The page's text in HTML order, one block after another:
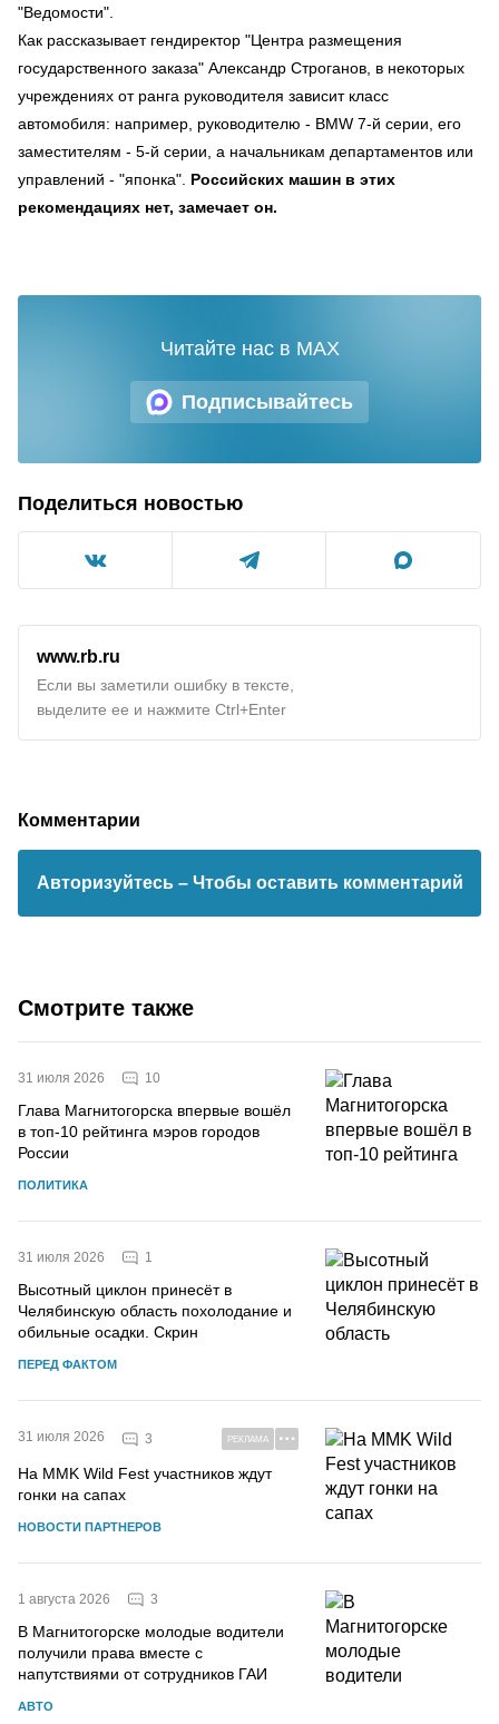
"Ведомости".
Как рассказывает гендиректор "Центра размещения
государственного заказа" Александр Строганов, в некоторых
учреждениях от ранга руководителя зависит класс
автомобиля: например, руководителю - BMW 7-й серии, его
заместителям - 5-й серии, а начальникам департаментов или
управлений - "японка". Российских машин в этих
рекомендациях нет, замечает он.
Подписывайтесь
Читайте нас в MAX
Поделиться новостью
www.rb.ru
Если вы заметили ошибку в тексте,
выделите ее и нажмите Ctrl+Enter
Комментарии
Авторизуйтесь – Чтобы оставить комментарий
Смотрите также
31 июля 2026 10
Глава Магнитогорска впервые вошёл
в топ-10 рейтинга мэров городов
России
ПОЛИТИКА
31 июля 2026 1
Высотный циклон принесёт в
Челябинскую область похолодание и
обильные осадки. Скрин
ПЕРЕД ФАКТОМ
31 июля 2026 3 РЕКЛАМА
На MMK Wild Fest участников ждут
гонки на сапах
НОВОСТИ ПАРТНЕРОВ
1 августа 2026 3
В Магнитогорске молодые водители
получили права вместе с
напутствиями от сотрудников ГАИ
АВТО